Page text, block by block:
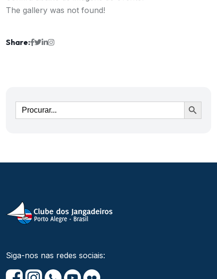
The gallery was not found!
Share:
Ir
Siga-nos nas redes sociais: